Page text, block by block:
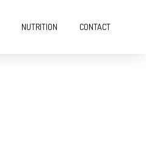
NUTRITION CONTACT